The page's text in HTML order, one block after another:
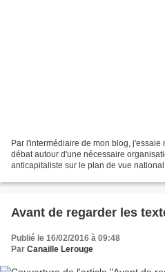
Par l'intermédiaire de mon blog, j'essaie
débat autour d'une nécessaire
anticapitaliste sur le plan de vue
Avant de regarder les
Publié le 16/02/2016 à 09:48
Par Canaille Lerouge